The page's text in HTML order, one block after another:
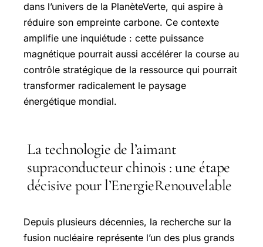
dans l’univers de la PlanèteVerte, qui aspire à
réduire son empreinte carbone. Ce contexte
amplifie une inquiétude : cette puissance
magnétique pourrait aussi accélérer la course au
contrôle stratégique de la ressource qui pourrait
transformer radicalement le paysage
énergétique mondial.
La technologie de l’aimant
supraconducteur chinois : une étape
décisive pour l’EnergieRenouvelable
Depuis plusieurs décennies, la recherche sur la
fusion nucléaire représente l’un des plus grands